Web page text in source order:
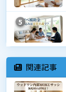
5
関連記事